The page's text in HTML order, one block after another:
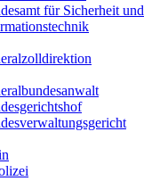
für Sicherheit und